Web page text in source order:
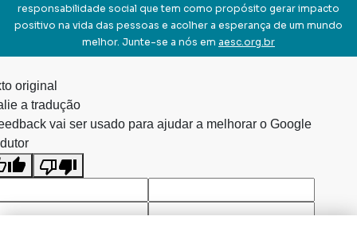
responsabilidade social que tem como propósito gerar impacto
positivo na vida das pessoas e acolher a esperança de um mundo
melhor. Junte-se a nós em aesc.org.br
original
a tradução
vai ser usado para ajudar a melhorar o Google